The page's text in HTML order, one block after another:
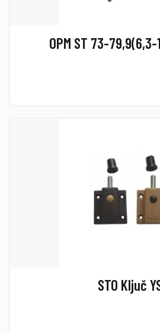
OPM ST 73-79,9(6,3-
STO Ključ